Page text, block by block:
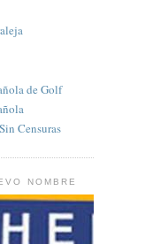
de Golf
Censuras
NOMBRE